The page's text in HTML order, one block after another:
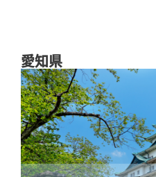
愛知県